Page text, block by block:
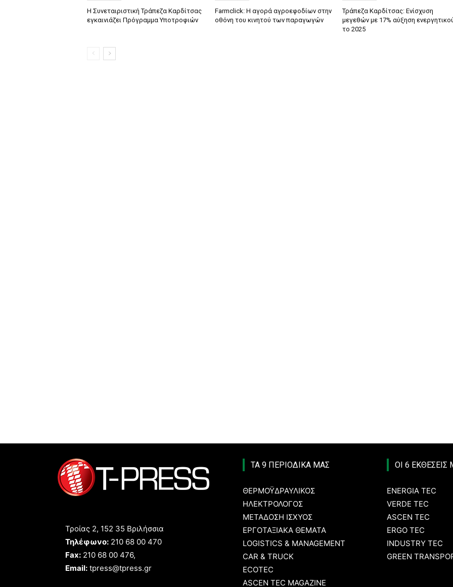
Η Συνεταιριστική Τράπεζα Καρδίτσας
εγκαινιάζει Πρόγραμμα Υποτροφιών
Farmclick: Η αγορά αγροεφοδίων στην
οθόνη του κινητού των παραγωγών
Τράπεζα Καρδίτσας: Ενίσχυση
μεγεθών με 17% αύξηση
το 2025
Τροίας 2, 152 35 Βριλήσσια
Τηλέφωνο: 210 68 00 470
Fax: 210 68 00 476,
Email: tpress@tpress.gr
ΤΑ 9 ΠΕΡΙΟΔΙΚΑ ΜΑΣ
ΘΕΡΜΟΫΔΡΑΥΛΙΚΟΣ
ΗΛΕΚΤΡΟΛΟΓΟΣ
ΜΕΤΑΔΟΣΗ ΙΣΧΥΟΣ
ΕΡΓΟΤΑΞΙΑΚΑ ΘΕΜΑΤΑ
LOGISTICS & MANAGEMENT
CAR & TRUCK
ECOTEC
ASCEN TEC MAGAZINE
ΟΙ 6 ΕΚΘΕΣΕΙΣ
ENERGIA TEC
VERDE TEC
ASCEN TEC
ERGO TEC
INDUSTRY TEC
GREEN